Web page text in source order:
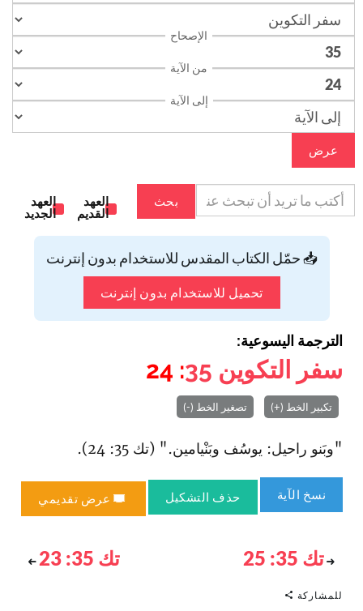
الإصحاح
من الآية
إلى الآية
عرض
بحث
العهد
القديم
العهد
الجديد
📥 حمّل الكتاب المقدس للاستخدام بدون إنترنت
تحميل للاستخدام بدون إنترنت
الترجمة اليسوعية:
سفر التكوين 35
: 24
تكبير الخط (+) تصغير الخط (-)
"وبَنو راحيل: يوسُف وبَنْيامين." (تك 35: 24).
نسخ الآية حذف التشكيل عرض تقديمي
تك 35: 25 تك 35: 23
للمشاركة